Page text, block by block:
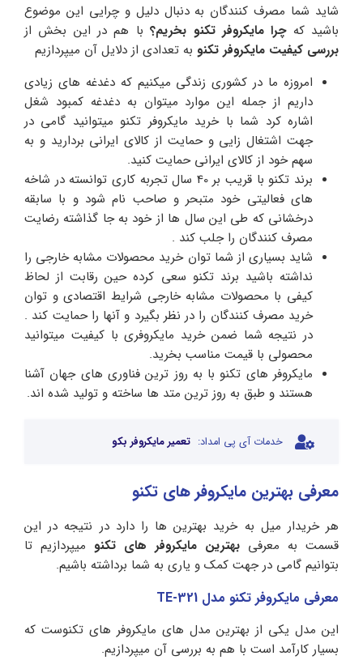
شاید شما مصرف کنندگان به دنبال دلیل و چرایی این موضوع
باشید کهچرا مایکروفر تکنو بخریم؟با هم در این بخش از
بررسی کیفیت مایکروفر تکنو به تعدادی از دلایل آن میپردازیم
امروزه ما در کشوری زندگی میکنیم که دغدغه های زیادی
داریم از جمله این موارد میتوان به دغدغه کمبود شغل
اشاره کرد شما با خرید مایکروفر تکنو میتوانید گامی در
جهت اشتغال زایی و حمایت از کالای ایرانی بردارید و به
سهم خود از کالای ایرانی حمایت کنید.
برند تکنو با قریب بر 40 سال تجربه کاری توانسته در شاخه
های فعالیتی خود متبحر و صاحب نام شود و با سابقه
درخشانی که طی این سال ها از خود به جا گذاشته رضایت
مصرف کنندگان را جلب کند .
شاید بسیاری از شما توان خرید محصولات مشابه خارجی را
نداشته باشید برند تکنو سعی کرده حین رقابت از لحاظ
کیفی با محصولات مشابه خارجی شرایط اقتصادی و توان
خرید مصرف کنندگان را در نظر بگیرد و آنها را حمایت کند .
در نتیجه شما ضمن خرید مایکروفری با کیفیت میتوانید
محصولی با قیمت مناسب بخرید.
مایکروفر های تکنو با به روز ترین فناوری های جهان آشنا
هستند و طبق به روز ترین متد ها ساخته و تولید شده اند.
خدمات آی پی امداد: تعمیر مایکروفر بکو
معرفی بهترین مایکروفر های تکنو
هر خریدار میل به خرید بهترین ها را دارد در نتیجه در این
قسمت به معرفی بهترین مایکروفر های تکنو میپردازیم تا
بتوانیم گامی در جهت کمک و یاری به شما برداشته باشیم.
معرفی مایکروفر تکنو مدل TE-321
این مدل یکی از بهترین مدل های مایکروفر های تکنوست که
بسیار کارآمد است با هم به بررسی آن میپردازیم.